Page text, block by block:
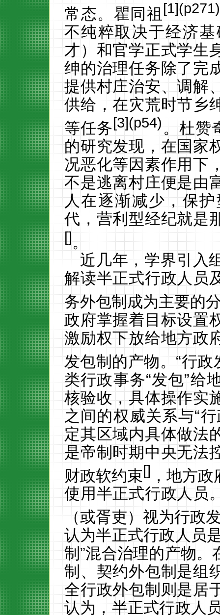
常态。瞿同祖[1](p271)
不纯粹取决于经济
才）和官学正式学生
绅的治理任务除了完
提供村庄治安、调解
供给，在灾荒时节乡
等任务[3](p54)。杜赞
的研究发现，在国家
况恶化等因素作用下
不是逃离村庄便是由
人在逐渐减少，保
代，营利型经纪就是
[]。
近几年，学界引入
解读半正式行政人员
务外包制成为主要的
政府掌握着目标设置
激励权下放给地方政
发包制的产物。“行政
类行政事务“发包”给
核验收，具体操作实
之间的权威关系与“
定其区域内具体做法
是帝制时期中央无法
财政软约束[]，地方政
使用半正式行政人员
（或胥吏）视为行政
认为半正式行政人员
制”混合治理的产物
制、契约外包制是组
全行政外包制则是居
认为，半正式行政人